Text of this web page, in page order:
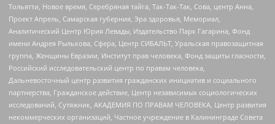
Тольятти, Новое время, Серебряная тайга, Так-Так-Так, Сова, центр Анна,
Проект Апрель, Самарская губерния, Эра здоровья, Мемориал,
Аналитический Центр Юрия Левады, Издательство Парк Гагарина, Фонд
имени Андрея Рылькова, Сфера, Центр СИБАЛЬТ, Уральская правозащитная
группа, Женщины Евразии, Институт прав человека, Фонд защиты гласности,
Российский исследовательский центр по правам человека,
Дальневосточный центр развития гражданских инициатив и социального
партнерства, Гражданское действие, Центр независимых социологических
исследований, Сутяжник, АКАДЕМИЯ ПО ПРАВАМ ЧЕЛОВЕКА, Центр развития
некоммерческих организаций, Частное учреждение в Калининграде Совета